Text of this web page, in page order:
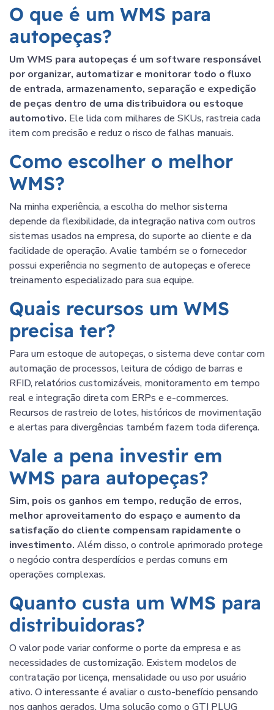
O que é um WMS para
autopeças?
Um WMS para autopeças é um software responsável
por organizar, automatizar e monitorar todo o fluxo
de entrada, armazenamento, separação e expedição
de peças dentro de uma distribuidora ou estoque
automotivo. Ele lida com milhares de SKUs, rastreia cada
item com precisão e reduz o risco de falhas manuais.
Como escolher o melhor
WMS?
Na minha experiência, a escolha do melhor sistema
depende da flexibilidade, da integração nativa com outros
sistemas usados na empresa, do suporte ao cliente e da
facilidade de operação. Avalie também se o fornecedor
possui experiência no segmento de autopeças e oferece
treinamento especializado para sua equipe.
Quais recursos um WMS
precisa ter?
Para um estoque de autopeças, o sistema deve contar com
automação de processos, leitura de código de barras e
RFID, relatórios customizáveis, monitoramento em tempo
real e integração direta com ERPs e e-commerces.
Recursos de rastreio de lotes, históricos de movimentação
e alertas para divergências também fazem toda diferença.
Vale a pena investir em
WMS para autopeças?
Sim, pois os ganhos em tempo, redução de erros,
melhor aproveitamento do espaço e aumento da
satisfação do cliente compensam rapidamente o
investimento. Além disso, o controle aprimorado protege
o negócio contra desperdícios e perdas comuns em
operações complexas.
Quanto custa um WMS para
distribuidoras?
O valor pode variar conforme o porte da empresa e as
necessidades de customização. Existem modelos de
contratação por licença, mensalidade ou uso por usuário
ativo. O interessante é avaliar o custo-benefício pensando
nos ganhos gerados. Uma solução como o GTI PLUG